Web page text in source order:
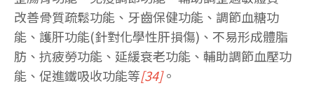
改善骨質疏鬆功能、牙齒保健功能、調節血糖功
能、護肝功能(針對化學性肝損傷)、不易形成體脂
肪、抗疲勞功能、延緩衰老功能、輔助調節血壓功
能、促進鐵吸收功能等[34]。